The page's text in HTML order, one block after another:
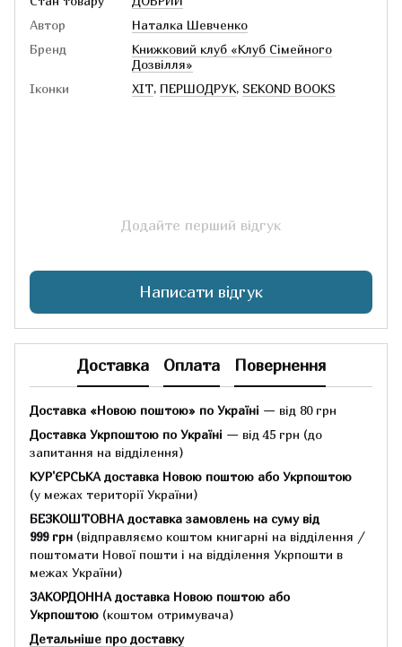
Автор
Наталка Шевченко
Бренд
Книжковий клуб «Клуб Сімейного
Дозвілля»
Іконки
ХІТ, ПЕРШОДРУК, SEKOND BOOKS
Додайте перший відгук
Написати відгук
Доставка Оплата Повернення
Доставка «Новою поштою» по Україні — від 80 грн
Доставка Укрпоштою по Україні — від 45 грн (до
запитання на відділення)
КУР'ЄРСЬКА доставка Новою поштою або Укрпоштою
(у межах території України)
БЕЗКОШТОВНА доставка замовлень на суму від
999 грн (відправляємо коштом книгарні на відділення /
поштомати Нової пошти і на відділення Укрпошти в
межах України)
ЗАКОРДОННА доставка Новою поштою або
Укрпоштою (коштом отримувача)
Детальніше про доставку